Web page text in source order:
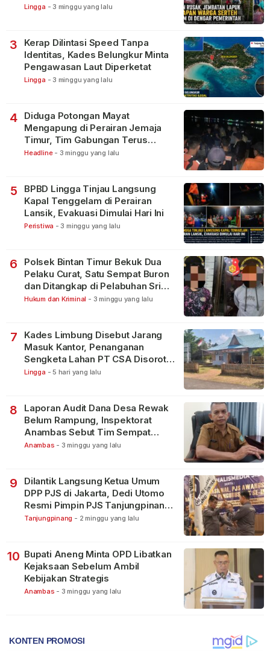
Lingga - 3 minggu yang lalu
3
Kerap Dilintasi Speed Tanpa
Identitas, Kades Belungkur Minta
Pengawasan Laut Diperketat
Lingga - 3 minggu yang lalu
4
Diduga Potongan Mayat
Mengapung di Perairan Jemaja
Timur, Tim Gabungan Terus
Lakukan Pencarian
Headline - 3 minggu yang lalu
5
BPBD Lingga Tinjau Langsung
Kapal Tenggelam di Perairan
Lansik, Evakuasi Dimulai Hari Ini
Peristiwa - 3 minggu yang lalu
6
Polsek Bintan Timur Bekuk Dua
Pelaku Curat, Satu Sempat Buron
dan Ditangkap di Pelabuhan Sri
Bintan Pura
Hukum dan Kriminal - 3 minggu yang lalu
7
Kades Limbung Disebut Jarang
Masuk Kantor, Penanganan
Sengketa Lahan PT CSA Disorot
Warga
Lingga - 5 hari yang lalu
8
Laporan Audit Dana Desa Rewak
Belum Rampung, Inspektorat
Anambas Sebut Tim Sempat
Terbagi Tangani Kasus Lain
Anambas - 3 minggu yang lalu
9
Dilantik Langsung Ketua Umum
DPP PJS di Jakarta, Dedi Utomo
Resmi Pimpin PJS Tanjungpinang-
Bintan
Tanjungpinang - 2 minggu yang lalu
10 Bupati Aneng Minta OPD Libatkan
Kejaksaan Sebelum Ambil
Kebijakan Strategis
Anambas - 3 minggu yang lalu